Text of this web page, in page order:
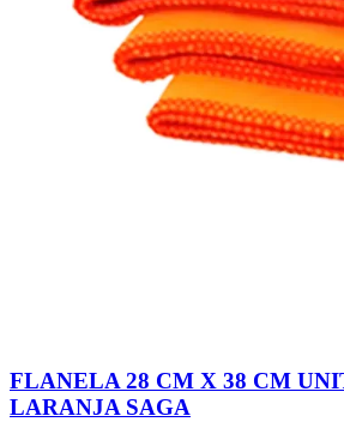
FLANELA 28 CM X 38 CM
LARANJA SAGA